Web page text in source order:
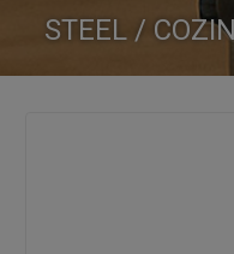
STEEL /